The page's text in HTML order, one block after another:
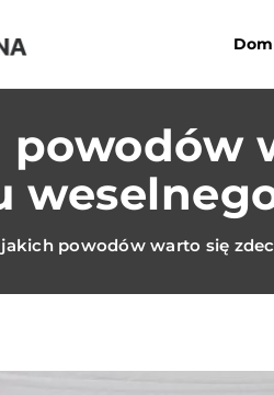
powodów
powodów warto się